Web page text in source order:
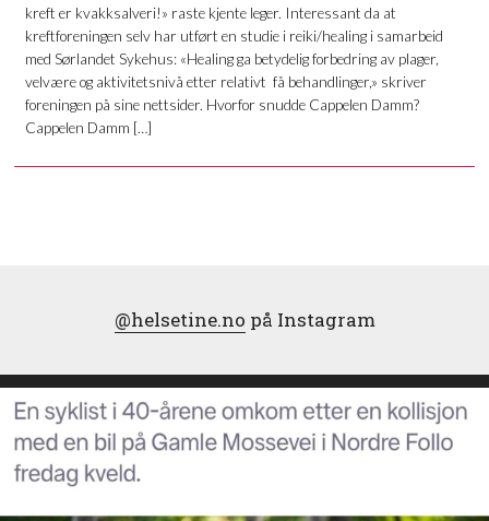
kreft er kvakksalveri!» raste kjente leger. Interessant da at
kreftforeningen selv har utført en studie i reiki/healing i samarbeid
med Sørlandet Sykehus: «Healing ga betydelig forbedring av plager,
velvære og aktivitetsnivå etter relativt få behandlinger,» skriver
foreningen på sine nettsider. Hvorfor snudde Cappelen Damm?
Cappelen Damm […]
@helsetine.no på Instagram